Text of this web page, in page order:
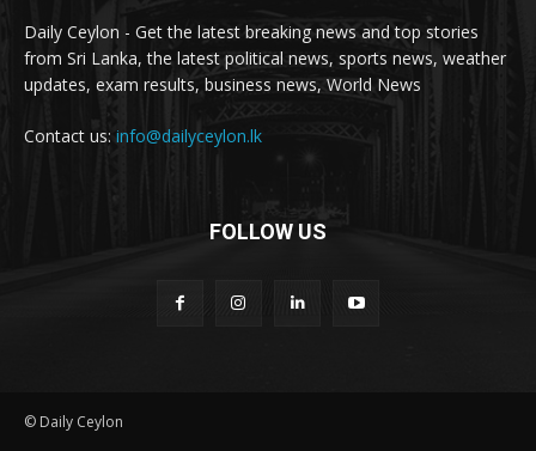
Daily Ceylon - Get the latest breaking news and top stories
from Sri Lanka, the latest political news, sports news, weather
updates, exam results, business news, World News
Contact us: info@dailyceylon.lk
FOLLOW US
© Daily Ceylon